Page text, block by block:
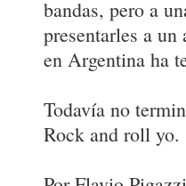
bandas, pero a
presentarles a
en Argentina ha
Todavía no
Rock and roll yo.